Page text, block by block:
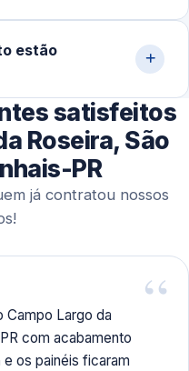
finais de semana,
e montagem de
e comércios.
estão
de crédito e débito,
facilitar o processo.
satisfeitos
Roseira, São
PR
já contratou nossos
Campo Largo da
com acabamento
os painéis ficaram